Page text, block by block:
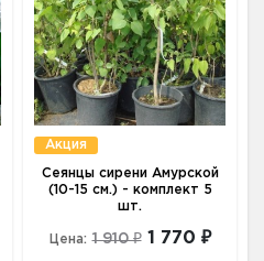
Акция
Сеянцы сирени Амурской
(10-15 см.) - комплект 5
шт.
Цена: 1 910 ₽ 1 770 ₽